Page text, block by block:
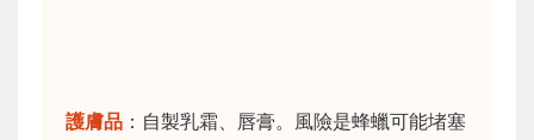
護膚品 ：自製乳霜、唇膏。風險是蜂蠟可能堵塞